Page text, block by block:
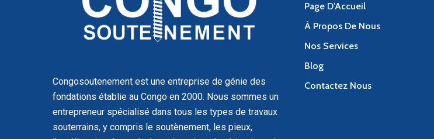
Congosoutenement est une entreprise de génie des
fondations établie au Congo en 2000. Nous sommes un
entrepreneur spécialisé dans tous les types de travaux
souterrains, y compris le soutènement, les pieux,
Page D’Accueil
À Propos De Nous
Nos Services
Blog
Contactez Nous